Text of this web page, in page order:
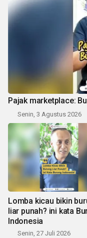
Pajak marketplace:
Senin, 3 Agustus 2026
Lomba kicau bikin
liar punah? ini kata
Indonesia
Senin, 27 Juli 2026